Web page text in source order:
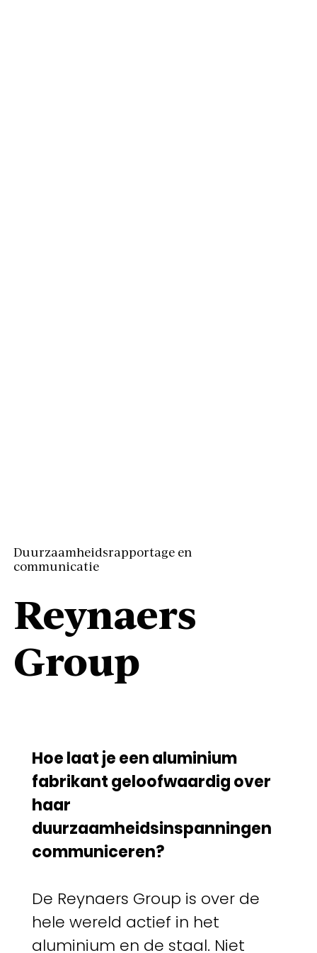
Duurzaamheidsrapportage en
communicatie
Reynaers
Group
Hoe laat je een aluminium
fabrikant geloofwaardig over
haar
duurzaamheidsinspanningen
communiceren?
De Reynaers Group is over de
hele wereld actief in het
aluminium en de staal. Niet